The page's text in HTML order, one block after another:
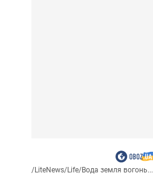
/LiteNews/Life/Вода земля вогонь...